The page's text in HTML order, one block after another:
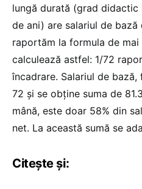
lungă durată (grad
de ani) are salariul de bază
raportăm la formula de
calculează astfel: 1/72
încadrare. Salariul de
72 și se obține suma de
mână, este doar 58% din
net. La această sumă se
Citește și: